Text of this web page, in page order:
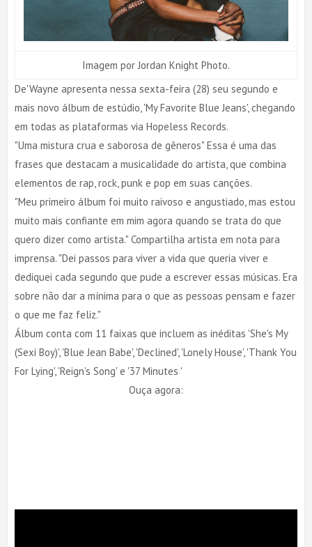
Imagem por Jordan Knight Photo.
De'Wayne apresenta nessa sexta-feira (28) seu segundo e
mais novo álbum de estúdio, 'My Favorite Blue Jeans', chegando
em todas as plataformas via Hopeless Records.
"Uma mistura crua e saborosa de gêneros" Essa é uma das
frases que destacam a musicalidade do artista, que combina
elementos de rap, rock, punk e pop em suas canções.
"Meu primeiro álbum foi muito raivoso e angustiado, mas estou
muito mais confiante em mim agora quando se trata do que
quero dizer como artista." Compartilha artista em nota para
imprensa. "Dei passos para viver a vida que queria viver e
dediquei cada segundo que pude a escrever essas músicas. Era
sobre não dar a mínima para o que as pessoas pensam e fazer
o que me faz feliz."
Álbum conta com 11 faixas que incluem as inéditas 'She's My
(Sexi Boy)', 'Blue Jean Babe', 'Declined', 'Lonely House', 'Thank You
For Lying', 'Reign's Song' e '37 Minutes '
Ouça agora: